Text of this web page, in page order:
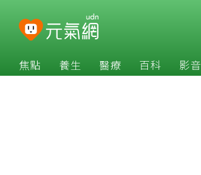
焦點 養生 醫療 百科 影音